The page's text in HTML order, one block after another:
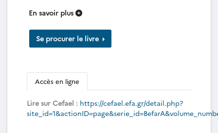
En savoir plus
Se procurer le livre
Accès en ligne
Lire sur Cefael : https://cefael.efa.gr/detail.php?